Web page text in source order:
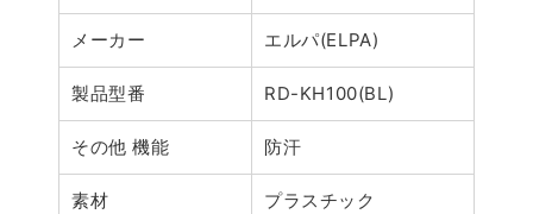
メーカー エルパ(ELPA)
製品型番 RD-KH100(BL)
その他 機能 防汗
素材 プラスチック